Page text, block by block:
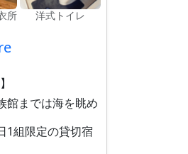
所 洋式トイレ
館までは海を眺め
1組限定の貸切宿